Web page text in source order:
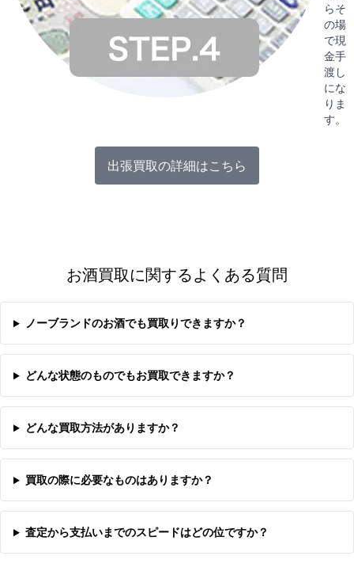
らそ
の場
で現
金手
渡し
にな
りま
す。
出張買取の詳細はこちら
お酒買取に関するよくある質問
ノーブランドのお酒でも買取りできますか？
どんな状態のものでもお買取できますか？
どんな買取方法がありますか？
買取の際に必要なものはありますか？
査定から支払いまでのスピードはどの位ですか？